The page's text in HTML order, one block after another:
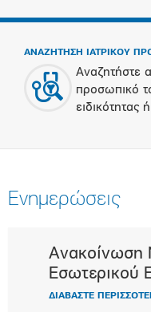
ΑΝΑΖΗΤΗΣΗ ΙΑΤΡΙΚΟΥ
Αναζητήστε
προσωπικό
ειδικότητας
Ενημερώσεις
Ανακοίνωση
Εσωτερικού
ΔΙΑΒΑΣΤΕ